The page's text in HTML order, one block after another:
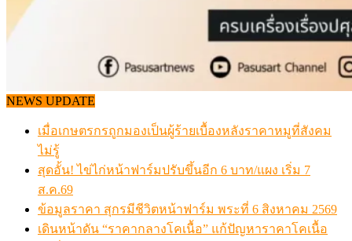
NEWS UPDATE
เมื่อเกษตรกรถูกมองเป็นผู้ร้ายเบื้องหลังราคาหมูที่สังคม
ไม่รู้
สุดอั้น! ไข่ไก่หน้าฟาร์มปรับขึ้นอีก 6 บาท/แผง เริ่ม 7
ส.ค.69
ข้อมูลราคา สุกรมีชีวิตหน้าฟาร์ม พระที่ 6 สิงหาคม 2569
เดินหน้าดัน “ราคากลางโคเนื้อ” แก้ปัญหาราคาโคเนื้อ